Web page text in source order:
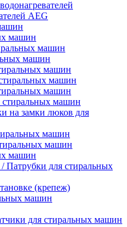
AEG
машин
машин
машин
машин
машин
машин
стиральных машин
на замки люков для
машин
машин
машин
для стиральных
(крепеж)
машин
для стиральных машин